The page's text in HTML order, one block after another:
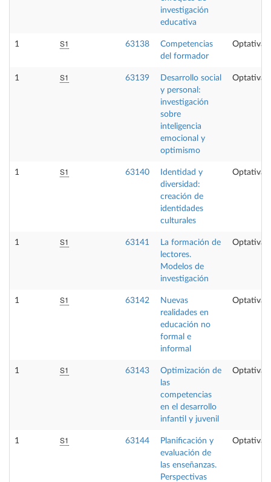
investigación
educativa
1 S1 63138
Competencias
del formador
Optativa
1 S1 63139
Desarrollo social
y personal:
investigación
sobre
inteligencia
emocional y
optimismo
Optativa
1 S1 63140
Identidad y
diversidad:
creación de
identidades
culturales
Optativa
1 S1 63141
La formación de
lectores.
Modelos de
investigación
Optativa
1 S1 63142
Nuevas
realidades en
educación no
formal e
informal
Optativa
1 S1 63143
Optimización de
las
competencias
en el desarrollo
infantil y juvenil
Optativa
1 S1 63144
Planificación y
evaluación de
las enseñanzas.
Perspectivas
Optativa